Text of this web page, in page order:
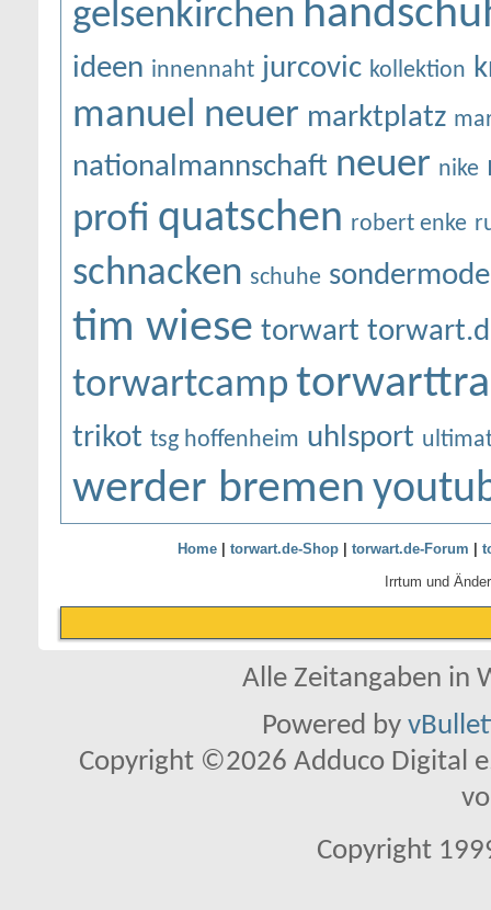
gelsenkirchen
ideen innennaht jurcovic kollektion
manuel neuer marktplatz
nationalmannschaft neuer nike
profi quatschen robert enke
schnacken schuhe
tim wiese torwart
torwartcamp
trikot tsg hoffenheim uhlsport
werder bremen
Home| torwart.de-Shop| torwart.de-Forum
Irrtum und
Alle Zeitangaben in
Powered by
Copyright ©2026 Adduco Digital
Copyright